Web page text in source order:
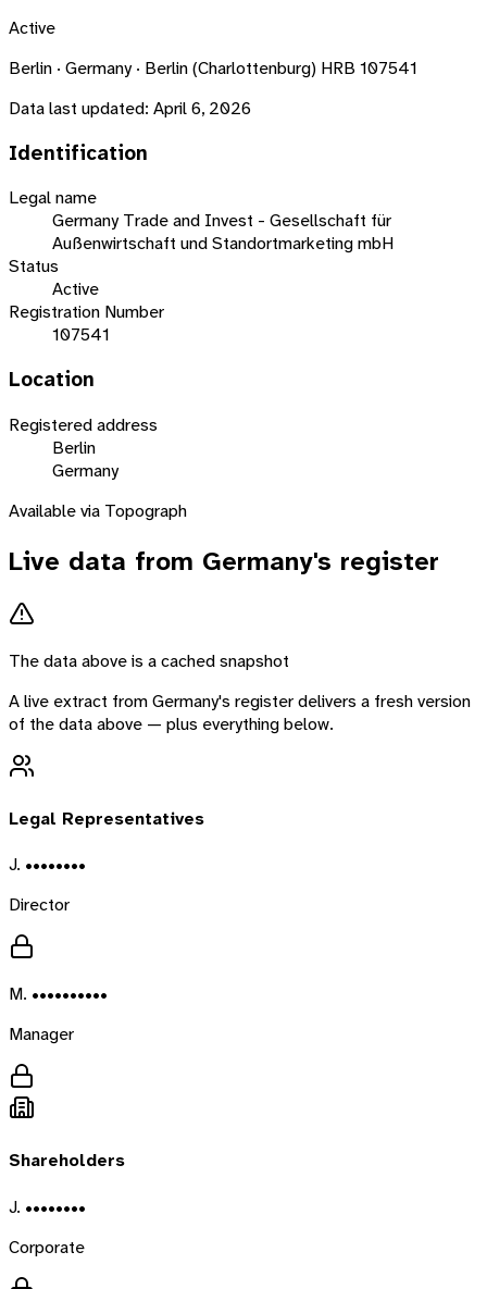
Active
Berlin · Germany · Berlin (Charlottenburg) HRB 107541
Data last updated: April 6, 2026
Identification
Legal name
Germany Trade and Invest - Gesellschaft für
Außenwirtschaft und Standortmarketing mbH
Status
Active
Registration Number
107541
Location
Registered address
Berlin
Germany
Available via Topograph
Live data from Germany's register
The data above is a cached snapshot
A live extract fromGermany's register delivers a fresh version
of the data above — plus everything below.
Legal Representatives
J. ••••••••
Director
M. ••••••••••
Manager
Shareholders
J. ••••••••
Corporate